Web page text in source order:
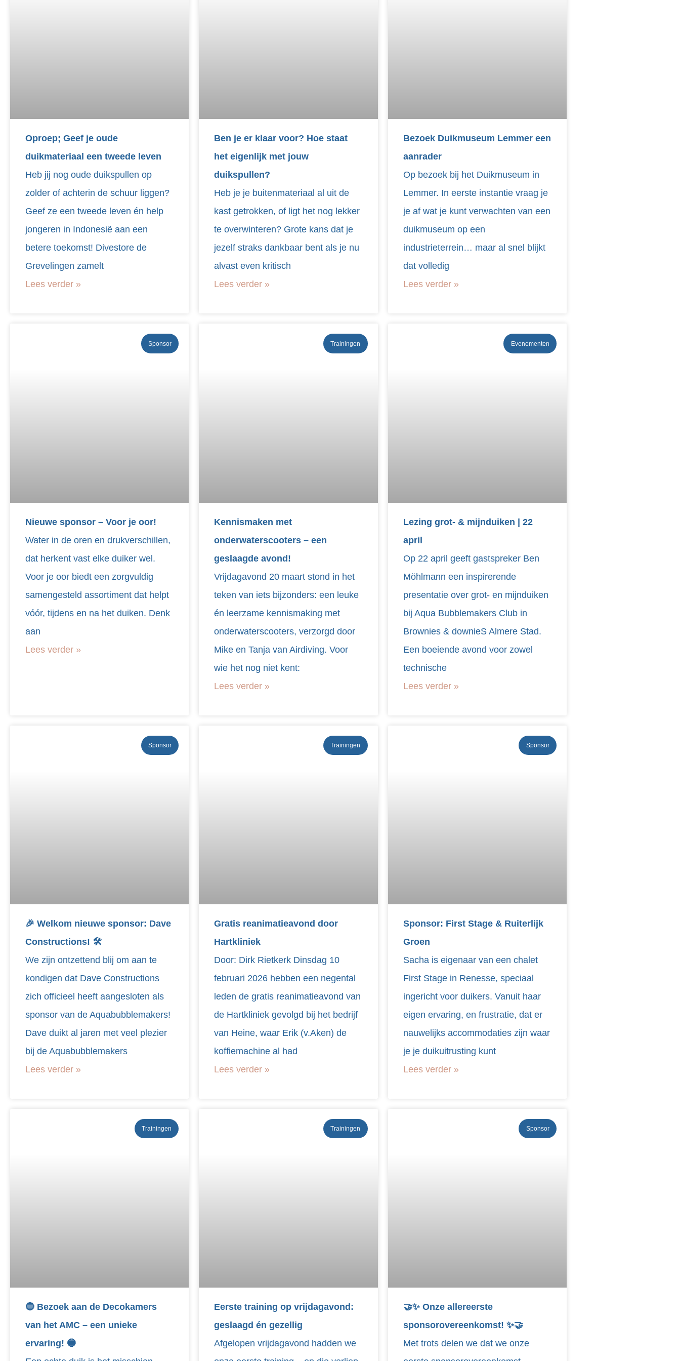
Oproep; Geef je oude
duikmateriaal een tweede leven
Heb jij nog oude duikspullen op
zolder of achterin de schuur liggen?
Geef ze een tweede leven én help
jongeren in Indonesië aan een
betere toekomst! Divestore de
Grevelingen zamelt
Lees verder »
Ben je er klaar voor? Hoe staat
het eigenlijk met jouw
duikspullen?
Heb je je buitenmateriaal al uit de
kast getrokken, of ligt het nog lekker
te overwinteren? Grote kans dat je
jezelf straks dankbaar bent als je nu
alvast even kritisch
Lees verder »
Bezoek Duikmuseum Lemmer een
aanrader
Op bezoek bij het Duikmuseum in
Lemmer. In eerste instantie vraag je
je af wat je kunt verwachten van een
duikmuseum op een
industrieterrein… maar al snel blijkt
dat volledig
Lees verder »
Sponsor
Nieuwe sponsor – Voor je oor!
Water in de oren en drukverschillen,
dat herkent vast elke duiker wel.
Voor je oor biedt een zorgvuldig
samengesteld assortiment dat helpt
vóór, tijdens en na het duiken. Denk
aan
Lees verder »
Trainingen
Kennismaken met
onderwaterscooters – een
geslaagde avond!
Vrijdagavond 20 maart stond in het
teken van iets bijzonders: een leuke
én leerzame kennismaking met
onderwaterscooters, verzorgd door
Mike en Tanja van Airdiving. Voor
wie het nog niet kent:
Lees verder »
Evenementen
Lezing grot- & mijnduiken | 22
april
Op 22 april geeft gastspreker Ben
Möhlmann een inspirerende
presentatie over grot‑ en mijnduiken
bij Aqua Bubblemakers Club in
Brownies & downieS Almere Stad.
Een boeiende avond voor zowel
technische
Lees verder »
Sponsor
🎉 Welkom nieuwe sponsor: Dave
Constructions! 🛠️
We zijn ontzettend blij om aan te
kondigen dat Dave Constructions
zich officieel heeft aangesloten als
sponsor van de Aquabubblemakers!
Dave duikt al jaren met veel plezier
bij de Aquabubblemakers
Lees verder »
Trainingen
Gratis reanimatieavond door
Hartkliniek
Door: Dirk Rietkerk Dinsdag 10
februari 2026 hebben een negental
leden de gratis reanimatieavond van
de Hartkliniek gevolgd bij het bedrijf
van Heine, waar Erik (v.Aken) de
koffiemachine al had
Lees verder »
Sponsor
Sponsor: First Stage & Ruiterlijk
Groen
Sacha is eigenaar van een chalet
First Stage in Renesse, speciaal
ingericht voor duikers. Vanuit haar
eigen ervaring, en frustratie, dat er
nauwelijks accommodaties zijn waar
je je duikuitrusting kunt
Lees verder »
Trainingen
🔵 Bezoek aan de Decokamers
van het AMC – een unieke
ervaring! 🔵
Trainingen
Eerste training op vrijdagavond:
geslaagd én gezellig
Afgelopen vrijdagavond hadden we
Sponsor
🤝✨ Onze allereerste
sponsorovereenkomst! ✨🤝
Met trots delen we dat we onze